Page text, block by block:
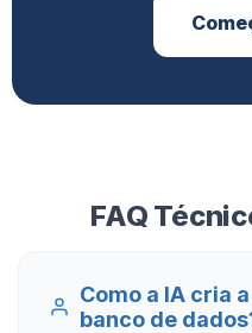
FAQ
Como a IA cria
banco de